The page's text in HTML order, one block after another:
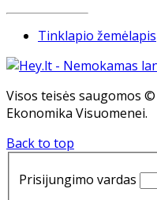
Tinklapio žemėlapis
Visos teisės saugomos
Ekonomika Visuomenei.
Back to top
Prisijungimo vardas